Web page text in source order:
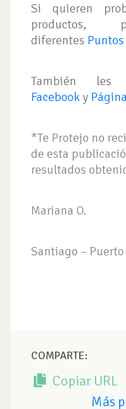
Si quieren
productos,
diferentes
También
Facebooky
*Te Protejo no
de esta
resultados
Mariana O.
Santiago –
COMPARTE:
Copiar URL
Más